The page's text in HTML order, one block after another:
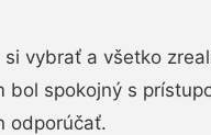
vybrať a všetko
bol spokojný s
odporúčať.